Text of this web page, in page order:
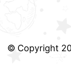
© Copyright